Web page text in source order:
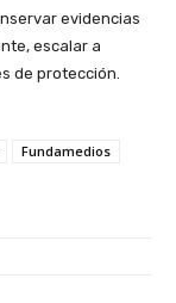
evidencias
escalar a
de protección.
Fundamedios